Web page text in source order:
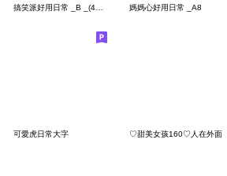
媽媽心好用日常 _A8
可愛虎日常大字 ♡甜美女孩160♡人在外面